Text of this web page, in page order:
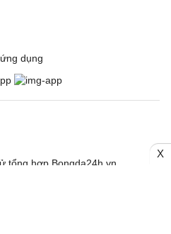
dụng
tổng hợp Bongda24h.vn
X